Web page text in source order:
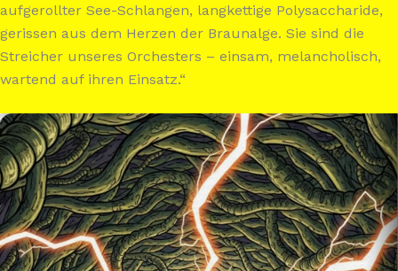
aufgerollter See-Schlangen, langkettige Polysaccharide,
gerissen aus dem Herzen der Braunalge. Sie sind die
Streicher unseres Orchesters – einsam, melancholisch,
wartend auf ihren Einsatz.“